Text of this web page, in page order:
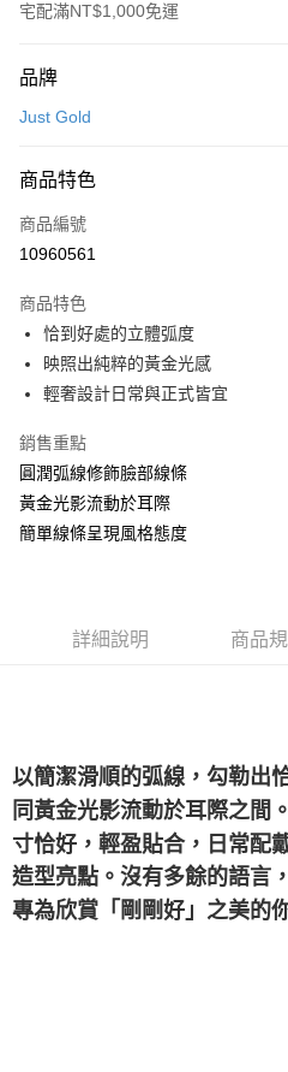
宅配滿NT$1,000免運
信用卡一次付款
3 期 0 利率 每期
合作金庫商業銀行
上海商業儲蓄銀行
臺灣中小企業銀行
匯豐（台灣）商業銀行
聯邦商業銀行
元大商業銀行
台新國際商業銀行
台灣樂天信用卡公司
合作金庫商業銀行
上海商業儲蓄銀行
國泰世華商業銀行
匯豐（台灣）商業銀行
聯邦商業銀行
玉山商業銀行
台新國際商業銀行
台灣樂天信用卡公司
LINE Pay
Apple Pay
悠遊付
ATM付款
運送方式
宅配(配送時間約1-3個工作天)
品牌
Just Gold
商品特色
商品編號
10960561
商品特色
恰到好處的立體弧度
映照出純粹的黃金光感
輕奢設計日常與正式皆宜
銷售重點
圓潤弧線修飾臉部線條
黃金光影流動於耳際
簡單線條呈現風格態度
詳細說明 商品
以簡潔滑順的弧線，勾勒出
同黃金光影流動於耳際之間
寸恰好，輕盈貼合，日常配
造型亮點。沒有多餘的語言
專為欣賞「剛剛好」之美的